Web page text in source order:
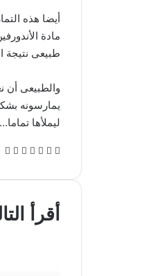
أيضا هذه
مادة
طبيعى نتيجة
يمارسونه
ليملأها
ف
س
و
ك
ل
ن
د
إ
و
ت
ب
ت
ل
ر
ا
م
ا
ك
ة
ا
ة
أقرأ